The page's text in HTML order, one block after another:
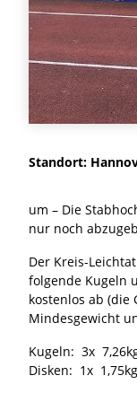
Standort:
um – Die
nur noch
Der Kreis-
folgende Kugeln
kostenlos ab (die
Mindesgewicht
Kugeln: 3x
Disken: 1x